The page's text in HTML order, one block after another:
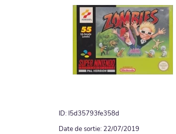
ID: I5d35793fe358d
Date de sortie: 22/07/2019